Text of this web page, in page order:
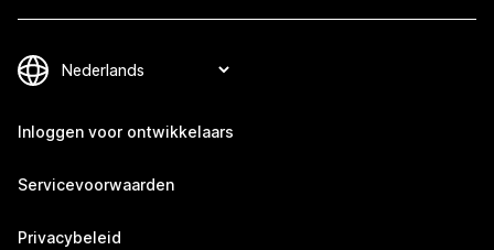
Inloggen voor ontwikkelaars
Servicevoorwaarden
Privacybeleid